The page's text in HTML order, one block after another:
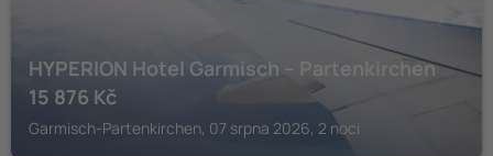
HYPERION Hotel Garmisch – Partenkirchen
15 876 Kč
Garmisch-Partenkirchen, 07 srpna 2026, 2 noci